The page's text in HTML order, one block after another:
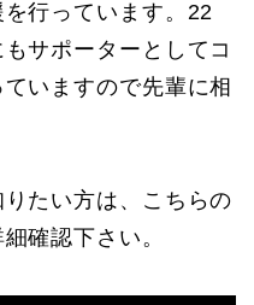
行っています。22
サポーターとしてコ
いますので先輩に相
たい方は、こちらの
確認下さい。